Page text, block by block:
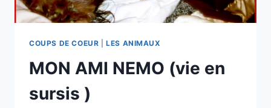
COUPS DE COEUR |LES ANIMAUX
MON AMI NEMO (vie en
sursis )